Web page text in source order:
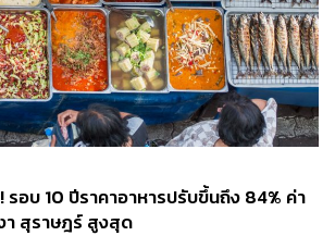
อบ 10 ปีราคาอาหารปรับขึ้นถึง 84% ค่า
สุราษฎร์ สูงสุด